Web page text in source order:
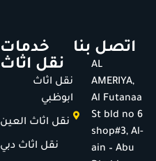
خدمات
نقل اثاث
نقل اثاث
ابوظبي
نقل اثاث العين
نقل اثاث دبي
اتصل بنا
AL
AMERIYA,
Al Futanaa
St bld no 6
shop#3, Al-
ain – Abu